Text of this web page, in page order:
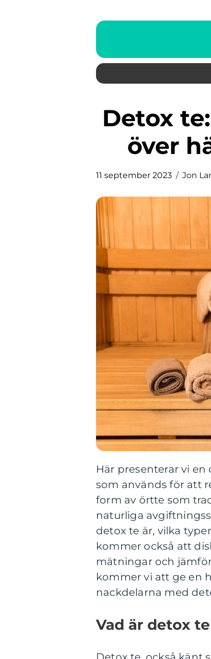
Detox te: En grundlig översikt
över
11 september 2023 Jon
Här presenterar vi
som används för att
form av örtte som
naturliga
detox te är, vilka
kommer också att
mätningar och
kommer vi att ge en
nackdelarna med
Vad är detox